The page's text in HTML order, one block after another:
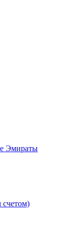
Эмираты
счетом)